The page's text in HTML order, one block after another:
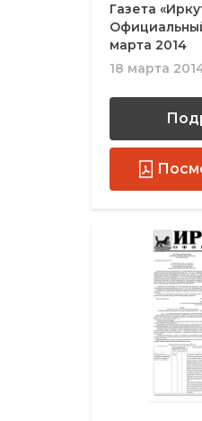
Газета
марта 2014
18 марта